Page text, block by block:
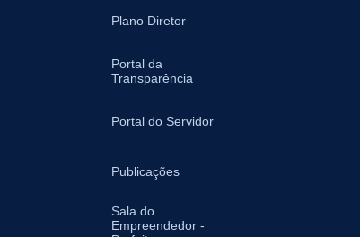
Plano Diretor
Portal da
Transparência
Portal do Servidor
Publicações
Sala do
Empreendedor -